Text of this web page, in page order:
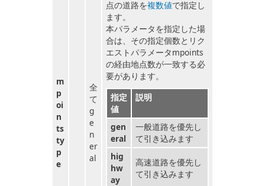
m
p
oi
n
ts
ty
p
e
全
て
g
e
n
er
al
点の道路を複数値で指定し
ます。
本パラメータを指定した場
合は、その指定個数とリク
エストパラメータmpoints
の経由地点数が一致する必
要があります。
指定
値
説明
gen
eral
一般道路を優先し
て引き込みます
hig
hw
ay
高速道路を優先し
て引き込みます